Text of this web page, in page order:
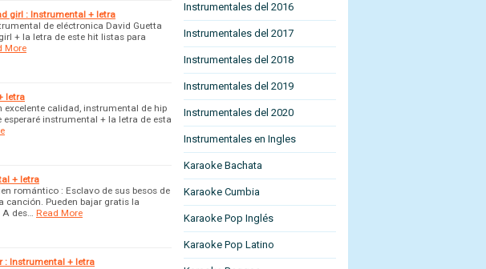
girl : Instrumental + letra
de eléctronica David Guetta
+ la letra de este hit listas para
More
letra
calidad, instrumental de hip
instrumental + la letra de esta
+ letra
romántico : Esclavo de sus besos de
canción. Pueden bajar gratis la
des…
Read More
: Instrumental + letra
Instrumentales del 2016
Instrumentales del 2017
Instrumentales del 2018
Instrumentales del 2019
Instrumentales del 2020
Instrumentales en Ingles
Karaoke Bachata
Karaoke Cumbia
Karaoke Pop Inglés
Karaoke Pop Latino